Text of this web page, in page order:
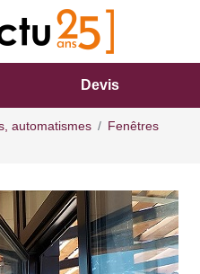
Devis
automatismes
Fenêtres